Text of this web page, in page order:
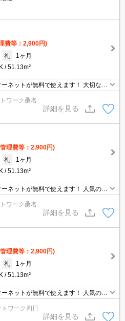
費等：2,900円)
礼
1ヶ月
51.13m²
ネットが無料で使えます！ 大切なペ
！安心してペットを飼うことができ
メです♪
ワーク桑名
詳細を見る
理費等：2,900円)
礼
1ヶ月
51.13m²
ネットが無料で使えます！ 人気の角
気になる生活音が軽減されます◎
ワーク桑名
詳細を見る
理費等：2,900円)
礼
1ヶ月
51.13m²
ネットが無料で使えます！ 人気の角
気になる生活音が軽減されます◎
ワーク四日
詳細を見る